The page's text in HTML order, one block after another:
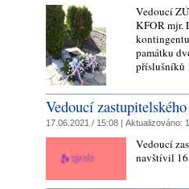
Vedoucí
KFOR mjr.
památku
příslušníků
Vedoucí
17.06.2021 / 15:08 | Aktualizováno:
Vedoucí
navštívil